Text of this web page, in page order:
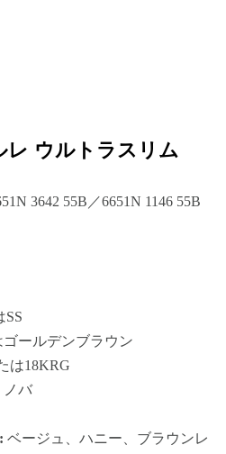
レ ウルトラスリム
3642 55B／6651N 1146 55B
SS
ールデンブラウン
は18KRG
ノバ
ベージュ、ハニー、ブラウンレ